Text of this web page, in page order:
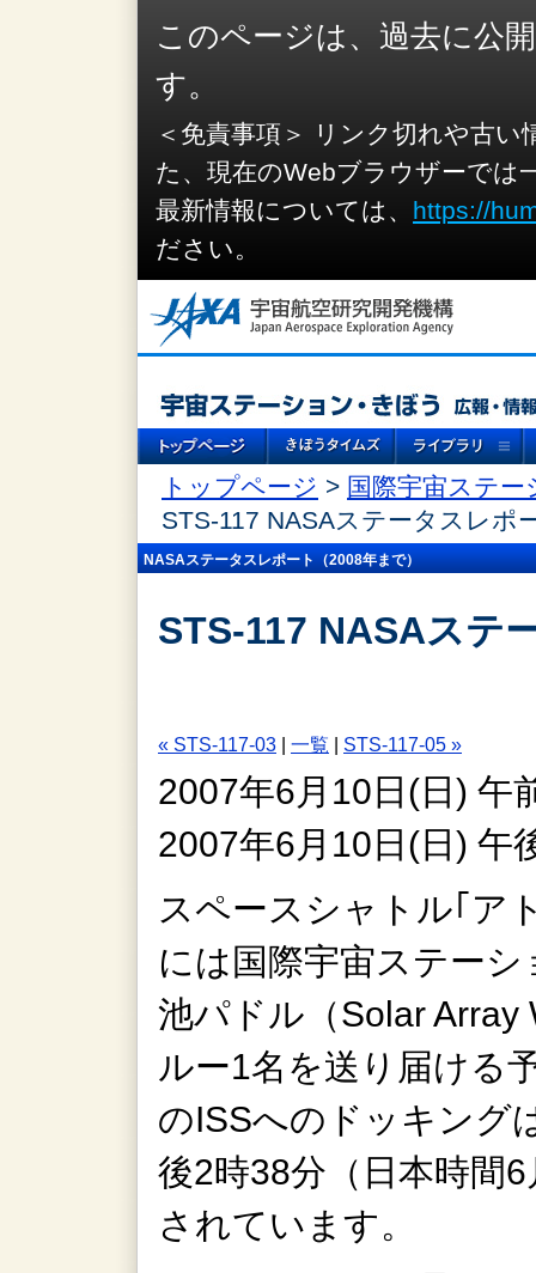
このページは、過去に公
す。
＜免責事項＞ リンク切れや古
た、現在のWebブラウザーでは
最新情報については、 https://
ださい。
トップページ > 国際宇宙ステー
STS-117 NASAステータスレポ
NASAステータスレポート（2008年まで）
STS-117 NASAステ
« STS-117-03 一覧 STS-117-05 »
2007年6月10日(日) 午
2007年6月10日(日) 午
スペースシャトル｢ア
には国際宇宙ステー
池パドル（Solar Array
ルー1名を送り届ける
のISSへのドッキング
後2時38分（日本時間
されています。